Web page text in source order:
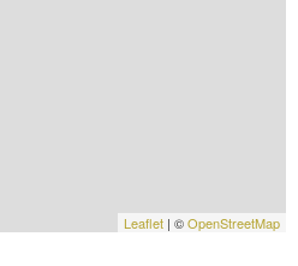
Leaflet | ©OpenStreetMap